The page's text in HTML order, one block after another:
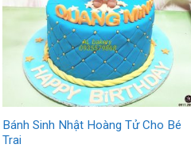
Bánh Sinh Nhật Hoàng Tử Cho Bé
Trai